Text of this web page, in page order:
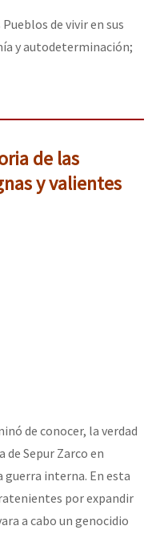
de vivir en sus
y autodeterminación;
de las
y valientes
de conocer, la verdad
de Sepur Zarco en
guerra interna. En esta
por expandir
a cabo un genocidio